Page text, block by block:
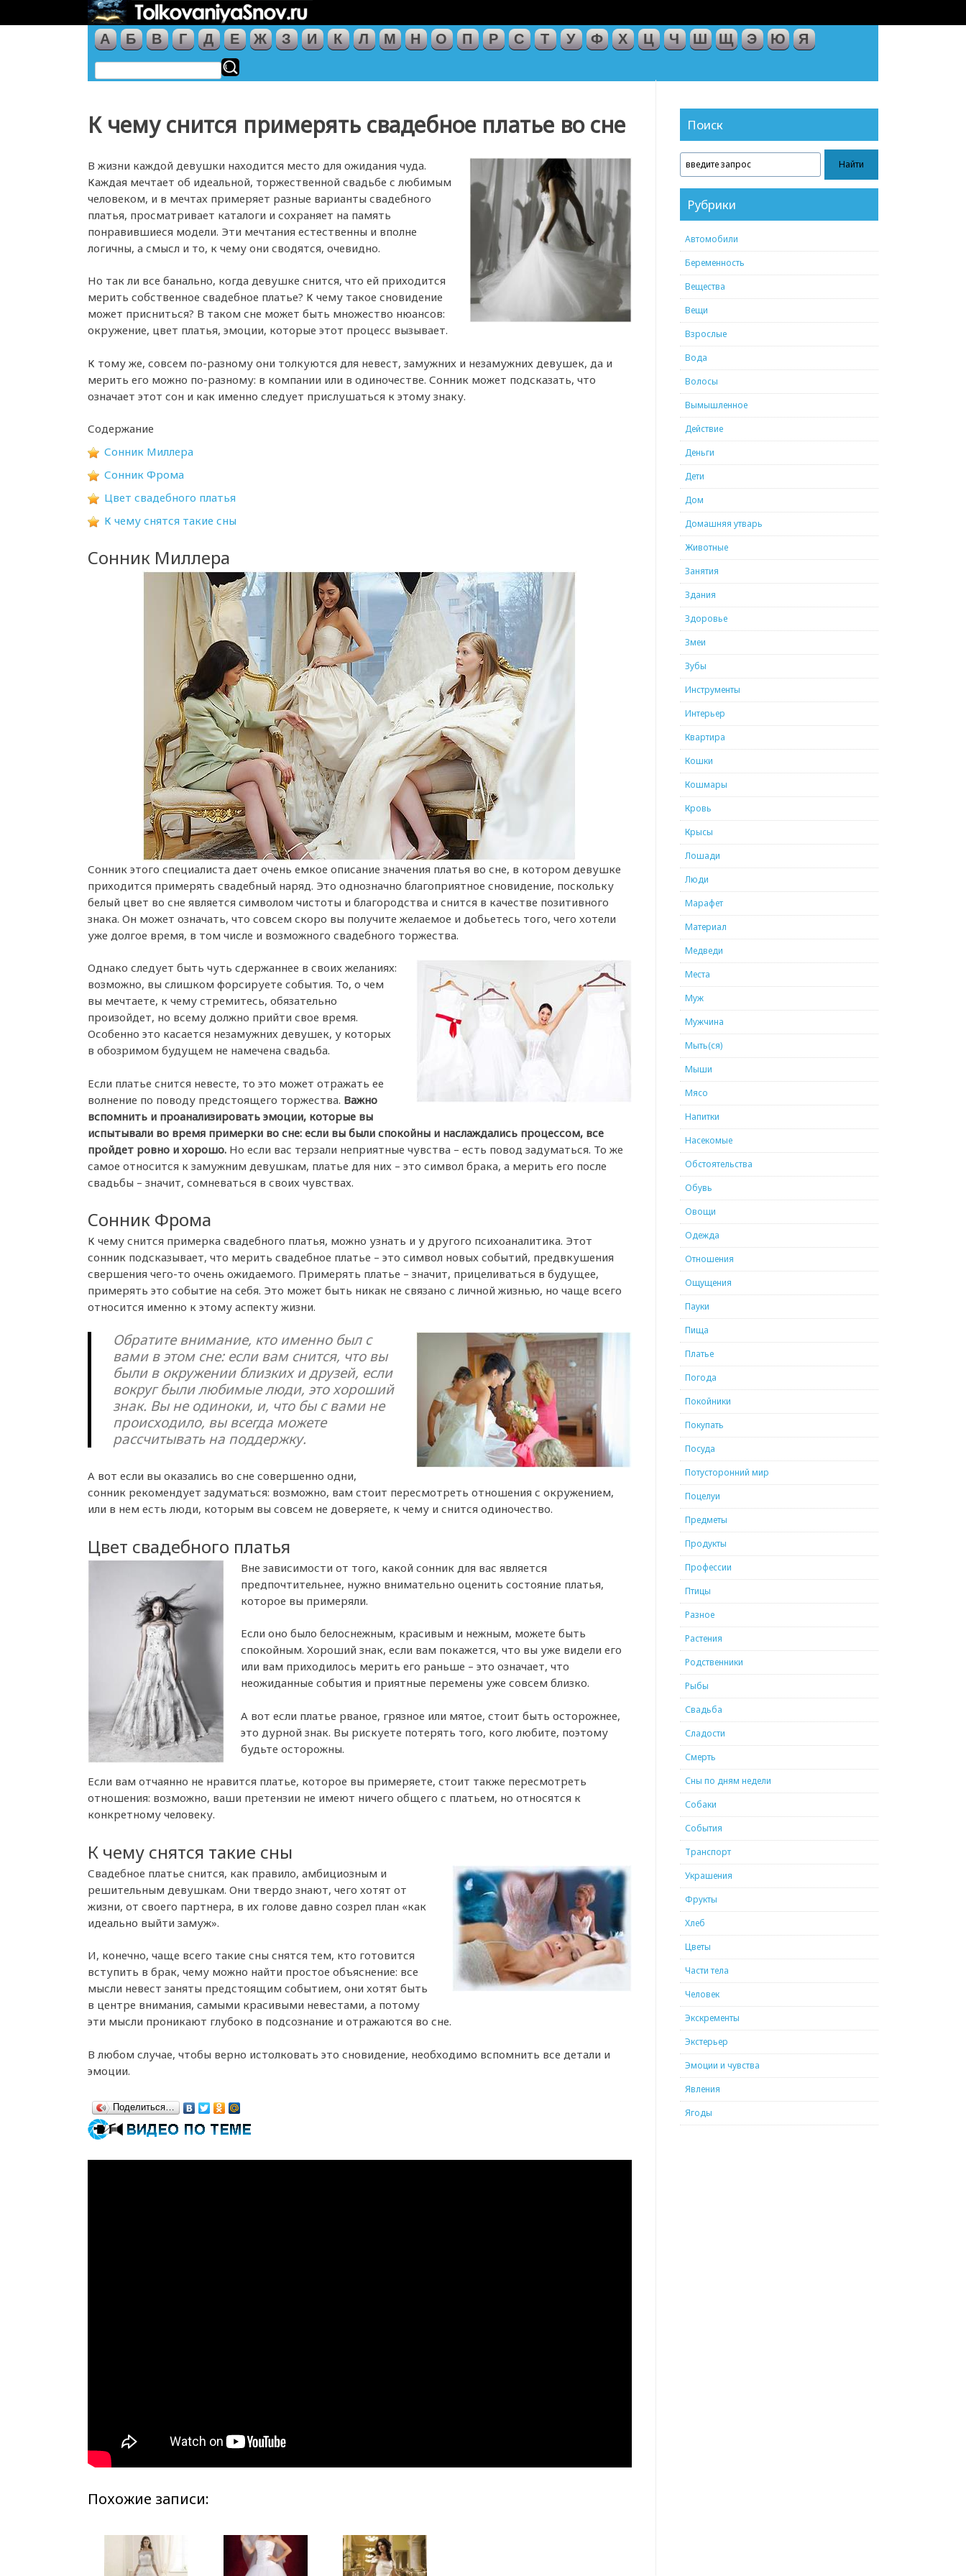
А Б В Г Д Е Ж З И К Л М Н О П Р С Т У Ф Х Ц Ч Ш Щ Э Ю Я
К чему снится примерять свадебное платье во сне
В жизни каждой девушки находится место для ожидания чуда.
Каждая мечтает об идеальной, торжественной свадьбе с любимым
человеком, и в мечтах примеряет разные варианты свадебного
платья, просматривает каталоги и сохраняет на память
понравившиеся модели. Эти мечтания естественны и вполне
логичны, а смысл и то, к чему они сводятся, очевидно.
Но так ли все банально, когда девушке снится, что ей приходится
мерить собственное свадебное платье? К чему такое сновидение
может присниться? В таком сне может быть множество нюансов:
окружение, цвет платья, эмоции, которые этот процесс вызывает.
К тому же, совсем по-разному они толкуются для невест, замужних и незамужних девушек, да и
мерить его можно по-разному: в компании или в одиночестве. Сонник может подсказать, что
означает этот сон и как именно следует прислушаться к этому знаку.
Содержание
Сонник Миллера
Сонник Фрома
Цвет свадебного платья
К чему снятся такие сны
Сонник Миллера
Сонник этого специалиста дает очень емкое описание значения платья во сне, в котором девушке
приходится примерять свадебный наряд. Это однозначно благоприятное сновидение, поскольку
белый цвет во сне является символом чистоты и благородства и снится в качестве позитивного
знака. Он может означать, что совсем скоро вы получите желаемое и добьетесь того, чего хотели
уже долгое время, в том числе и возможного свадебного торжества.
Однако следует быть чуть сдержаннее в своих желаниях:
возможно, вы слишком форсируете события. То, о чем
вы мечтаете, к чему стремитесь, обязательно
произойдет, но всему должно прийти свое время.
Особенно это касается незамужних девушек, у которых
в обозримом будущем не намечена свадьба.
Если платье снится невесте, то это может отражать ее
волнение по поводу предстоящего торжества. Важно
вспомнить и проанализировать эмоции, которые вы
испытывали во время примерки во сне: если вы были спокойны и наслаждались процессом, все
пройдет ровно и хорошо. Но если вас терзали неприятные чувства – есть повод задуматься. То же
самое относится к замужним девушкам, платье для них – это символ брака, а мерить его после
свадьбы – значит, сомневаться в своих чувствах.
Сонник Фрома
К чему снится примерка свадебного платья, можно узнать и у другого психоаналитика. Этот
сонник подсказывает, что мерить свадебное платье – это символ новых событий, предвкушения
свершения чего-то очень ожидаемого. Примерять платье – значит, прицеливаться в будущее,
примерять это событие на себя. Это может быть никак не связано с личной жизнью, но чаще всего
относится именно к этому аспекту жизни.
Обратите внимание, кто именно был с
вами в этом сне: если вам снится, что вы
были в окружении близких и друзей, если
вокруг были любимые люди, это хороший
знак. Вы не одиноки, и, что бы с вами не
происходило, вы всегда можете
рассчитывать на поддержку.
А вот если вы оказались во сне совершенно одни,
сонник рекомендует задуматься: возможно, вам стоит пересмотреть отношения с окружением,
или в нем есть люди, которым вы совсем не доверяете, к чему и снится одиночество.
Цвет свадебного платья
Вне зависимости от того, какой сонник для вас является
предпочтительнее, нужно внимательно оценить состояние платья,
которое вы примеряли.
Если оно было белоснежным, красивым и нежным, можете быть
спокойным. Хороший знак, если вам покажется, что вы уже видели его
или вам приходилось мерить его раньше – это означает, что
неожиданные события и приятные перемены уже совсем близко.
А вот если платье рваное, грязное или мятое, стоит быть осторожнее,
это дурной знак. Вы рискуете потерять того, кого любите, поэтому
будьте осторожны.
Если вам отчаянно не нравится платье, которое вы примеряете, стоит также пересмотреть
отношения: возможно, ваши претензии не имеют ничего общего с платьем, но относятся к
конкретному человеку.
К чему снятся такие сны
Свадебное платье снится, как правило, амбициозным и
решительным девушкам. Они твердо знают, чего хотят от
жизни, от своего партнера, в их голове давно созрел план «как
идеально выйти замуж».
И, конечно, чаще всего такие сны снятся тем, кто готовится
вступить в брак, чему можно найти простое объяснение: все
мысли невест заняты предстоящим событием, они хотят быть
в центре внимания, самыми красивыми невестами, а потому
эти мысли проникают глубоко в подсознание и отражаются во сне.
В любом случае, чтобы верно истолковать это сновидение, необходимо вспомнить все детали и
эмоции.
Поделиться…
Похожие записи:
Поиск
Рубрики
Автомобили
Беременность
Вещества
Вещи
Взрослые
Вода
Волосы
Вымышленное
Действие
Деньги
Дети
Дом
Домашняя утварь
Животные
Занятия
Здания
Здоровье
Змеи
Зубы
Инструменты
Интерьер
Квартира
Кошки
Кошмары
Кровь
Крысы
Лошади
Люди
Марафет
Материал
Медведи
Места
Муж
Мужчина
Мыть(ся)
Мыши
Мясо
Напитки
Насекомые
Обстоятельства
Обувь
Овощи
Одежда
Отношения
Ощущения
Пауки
Пища
Платье
Погода
Покойники
Покупать
Посуда
Потусторонний мир
Поцелуи
Предметы
Продукты
Профессии
Птицы
Разное
Растения
Родственники
Рыбы
Свадьба
Сладости
Смерть
Сны по дням недели
Собаки
События
Транспорт
Украшения
Фрукты
Хлеб
Цветы
Части тела
Человек
Экскременты
Экстерьер
Эмоции и чувства
Явления
Ягоды